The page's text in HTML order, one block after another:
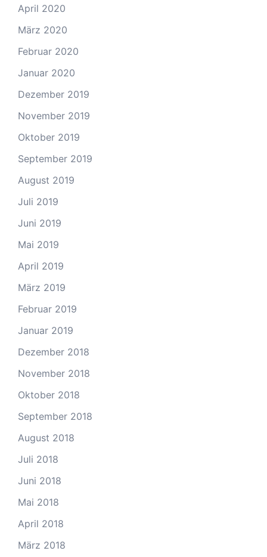
April 2020
März 2020
Februar 2020
Januar 2020
Dezember 2019
November 2019
Oktober 2019
September 2019
August 2019
Juli 2019
Juni 2019
Mai 2019
April 2019
März 2019
Februar 2019
Januar 2019
Dezember 2018
November 2018
Oktober 2018
September 2018
August 2018
Juli 2018
Juni 2018
Mai 2018
April 2018
März 2018